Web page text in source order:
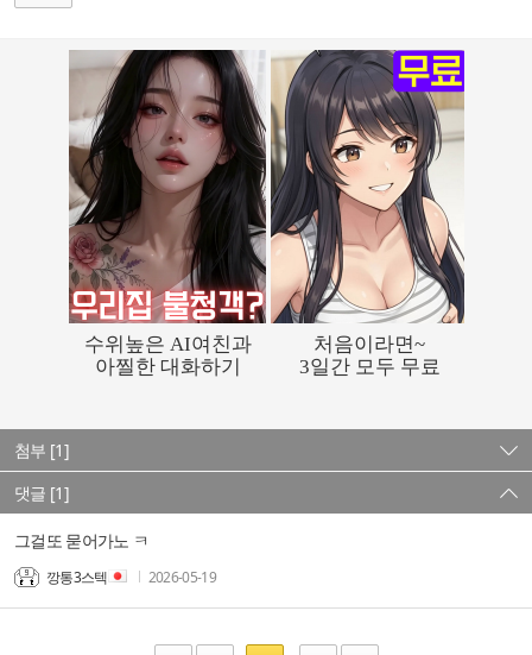
첨부 [1]
댓글 [1]
그걸또 묻어가노 ㅋ
깡통3스텍 2026-05-19